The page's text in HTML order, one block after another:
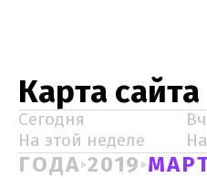
Карта сайта
Сегодня
На этой неделе
ГОДА 2019